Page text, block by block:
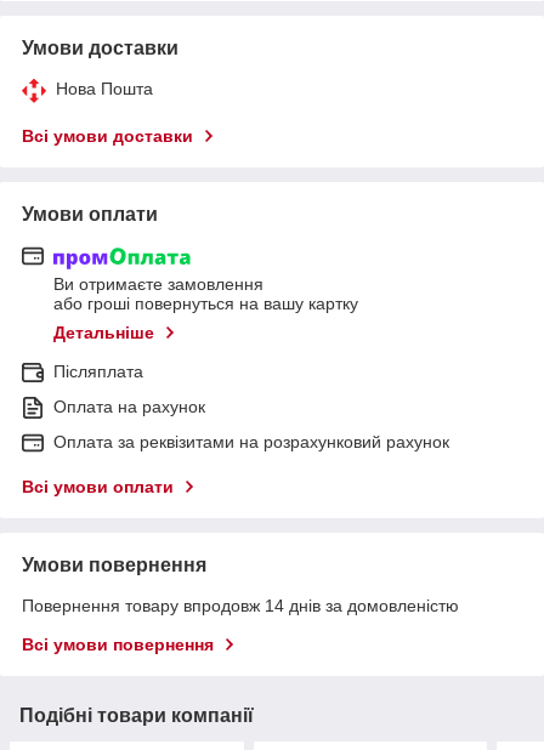
Умови доставки
Нова Пошта
Всі умови доставки
Умови оплати
Ви отримаєте замовлення
або гроші повернуться на вашу картку
Детальніше
Післяплата
Оплата на рахунок
Оплата за реквізитами на розрахунковий рахунок
Всі умови оплати
Умови повернення
Повернення товару впродовж 14 днів за домовленістю
Всі умови повернення
Подібні товари компанії